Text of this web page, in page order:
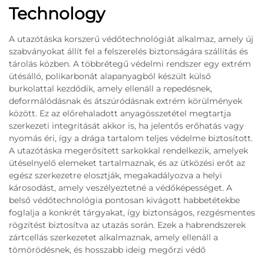
Technology
A utazótáska korszerű védőtechnológiát alkalmaz, amely új
szabványokat állít fel a felszerelés biztonságára szállítás és
tárolás közben. A többrétegű védelmi rendszer egy extrém
ütésálló, polikarbonát alapanyagból készült külső
burkolattal kezdődik, amely ellenáll a repedésnek,
deformálódásnak és átszúródásnak extrém körülmények
között. Ez az előrehaladott anyagösszetétel megtartja
szerkezeti integritását akkor is, ha jelentős erőhatás vagy
nyomás éri, így a drága tartalom teljes védelme biztosított.
A utazótáska megerősített sarkokkal rendelkezik, amelyek
ütéselnyelő elemeket tartalmaznak, és az ütközési erőt az
egész szerkezetre elosztják, megakadályozva a helyi
károsodást, amely veszélyeztetné a védőképességet. A
belső védőtechnológia pontosan kivágott habbetétekbe
foglalja a konkrét tárgyakat, így biztonságos, rezgésmentes
rögzítést biztosítva az utazás során. Ezek a habrendszerek
zártcellás szerkezetet alkalmaznak, amely ellenáll a
tömörödésnek, és hosszabb ideig megőrzi védő